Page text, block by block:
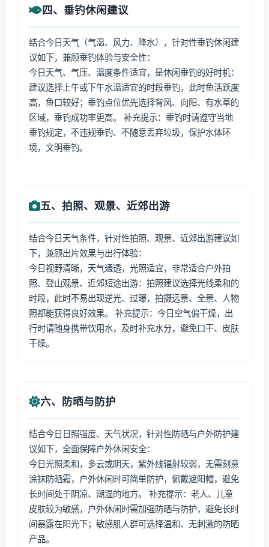
四、垂钓休闲建议
结合今日天气（气温、风力、降水），针对性垂钓休闲建
议如下，兼顾垂钓体验与安全性：
今日天气、气压、温度条件适宜，是休闲垂钓的好时机：
建议选择上午或下午水温适宜的时段垂钓，此时鱼活跃度
高，鱼口较好；垂钓点位优先选择背风、向阳、有水草的
区域，垂钓成功率更高。 补充提示：垂钓时请遵守当地
垂钓规定，不违规垂钓、不随意丢弃垃圾，保护水体环
境，文明垂钓。
五、拍照、观景、近郊出游
结合今日天气条件，针对性拍照、观景、近郊出游建议如
下，兼顾出片效果与出行体验：
今日视野清晰，天气通透，光照适宜，非常适合户外拍
照、登山观景、近郊短途出游：拍照建议选择光线柔和的
时段，此时不易出现逆光、过曝，拍摄远景、全景、人物
照都能获得良好效果。 补充提示：今日空气偏干燥，出
行时请随身携带饮用水，及时补充水分，避免口干、皮肤
干燥。
六、防晒与防护
结合今日日照强度、天气状况，针对性防晒与户外防护建
议如下，全面保障户外休闲安全：
今日光照柔和，多云或阴天，紫外线辐射较弱，无需刻意
涂抹防晒霜，户外休闲时可简单防护，佩戴遮阳帽，避免
长时间处于阴凉、潮湿的地方。 补充提示：老人、儿童
皮肤较为敏感，户外休闲时需加强防晒与防护，避免长时
间暴露在阳光下；敏感肌人群可选择温和、无刺激的防晒
产品。